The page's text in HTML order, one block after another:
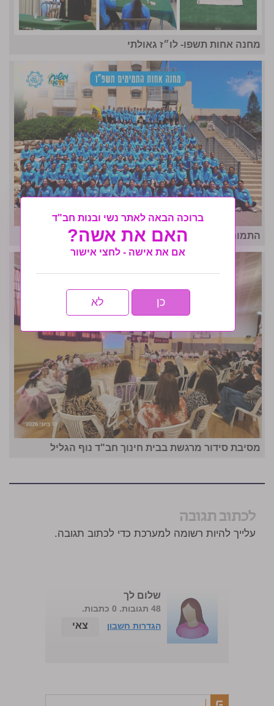
מחנה אחות תשפו- לו״ז גאולתי
התמונה המרכזית- מחנה אחות ה'תשפ"ו
מסיבת סידור מרגשת בבית חינוך חב"ד נוף הגליל
לכתוב תגובה
עלייך להיות רשומה למערכת כדי לכתוב תגובה.
שלום לך
48 תגובות. 0 כתבות.
הגדרות חשבון
צאי
ברוכה הבאה לאתר נשי ובנות חב"ד
האם את אשה?
אם את אישה - לחצי אישור
כן לא